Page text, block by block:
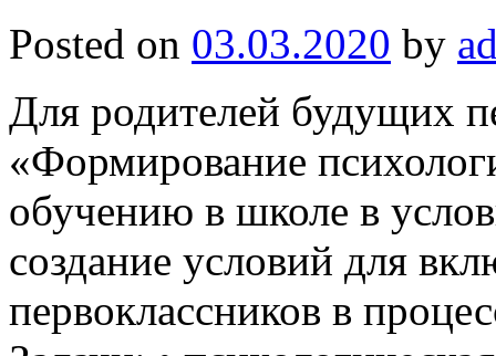
Posted on 03.03.2020 by
Для родителей будущих
«Формирование
обучению в школе в
создание условий для
первоклассников в